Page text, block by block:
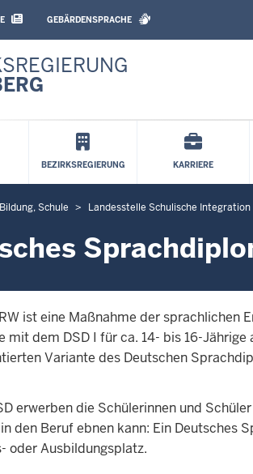
GEBÄRDENSPRACHE
BEZIRKSREGIERUNG KARRIERE
Bildung, Schule Landesstelle Schulische Integration
ist eine Maßnahme der sprachlichen
mit dem DSD I für ca. 14- bis 16-
Variante des Deutschen
erwerben die Schülerinnen und
den Beruf ebnen kann: Ein Deutsches
oder Ausbildungsplatz.